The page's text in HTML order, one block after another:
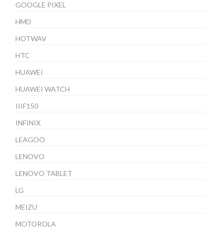
GOOGLE PIXEL
HMD
HOTWAV
HTC
HUAWEI
HUAWEI WATCH
IIIF150
INFINIX
LEAGOO
LENOVO
LENOVO TABLET
LG
MEIZU
MOTOROLA